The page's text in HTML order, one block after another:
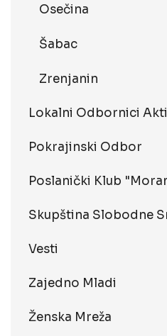
Osečina
Šabac
Zrenjanin
Lokalni Odbornici
Pokrajinski Odbor
Poslanički Klub
Skupština Slobodne
Vesti
Zajedno Mladi
Ženska Mreža